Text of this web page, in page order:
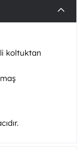
koltuktan